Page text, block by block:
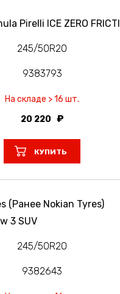
Pirelli ICE ZERO
245/50R20
9383793
На складе > 16 шт.
20 220
КУПИТЬ
(Ранее Nokian Tyres)
3 SUV
245/50R20
9382643